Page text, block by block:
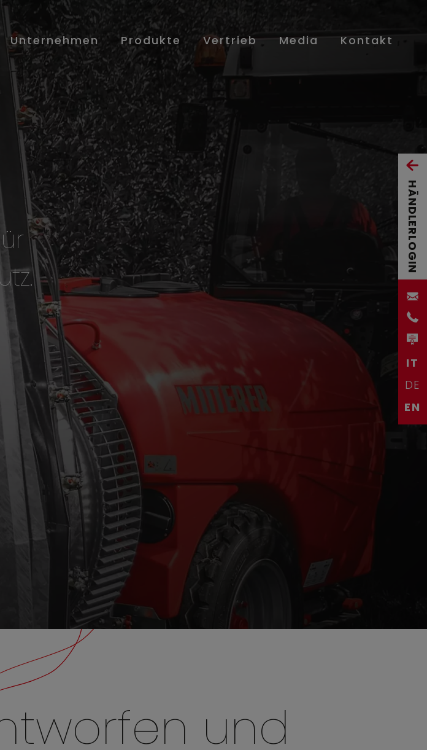
Unternehmen Produkte Vertrieb Media Kontakt
und
HÄNDLERLOGIN
IT
DE
EN